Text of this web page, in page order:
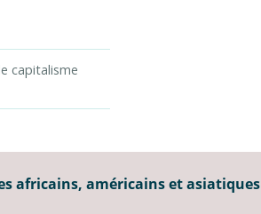
capitalisme
africains, américains et asiatiques